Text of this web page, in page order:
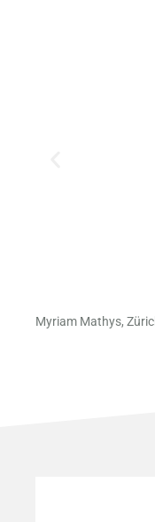
Myriam Mathys,